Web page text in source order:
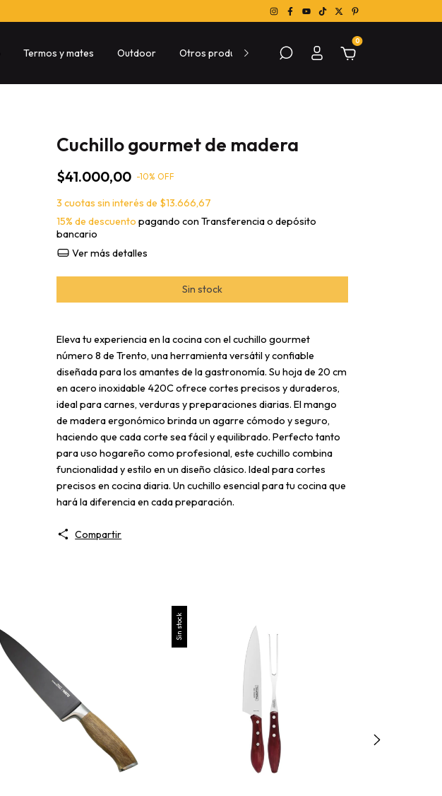
Termos y mates Outdoor Otros productos Sobre las compras
0
Cuchillo gourmet de madera
$41.000,00 -10% OFF
3 cuotas sin interés de $13.666,67
15% de descuento pagando con Transferencia o depósito
bancario
Ver más detalles
Eleva tu experiencia en la cocina con el cuchillo gourmet
número 8 de Trento, una herramienta versátil y confiable
diseñada para los amantes de la gastronomía. Su hoja de 20 cm
en acero inoxidable 420C ofrece cortes precisos y duraderos,
ideal para carnes, verduras y preparaciones diarias. El mango
de madera ergonómico brinda un agarre cómodo y seguro,
haciendo que cada corte sea fácil y equilibrado. Perfecto tanto
para uso hogareño como profesional, este cuchillo combina
funcionalidad y estilo en un diseño clásico. Ideal para cortes
precisos en cocina diaria. Un cuchillo esencial para tu cocina que
hará la diferencia en cada preparación.
Compartir
Sin stock